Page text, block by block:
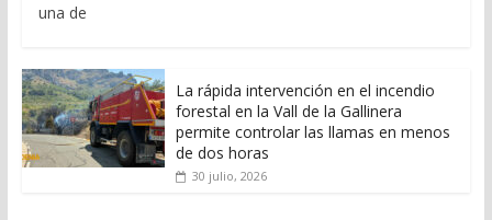
una de
La rápida intervención en el incendio
forestal en la Vall de la Gallinera
permite controlar las llamas en menos
de dos horas
30 julio, 2026